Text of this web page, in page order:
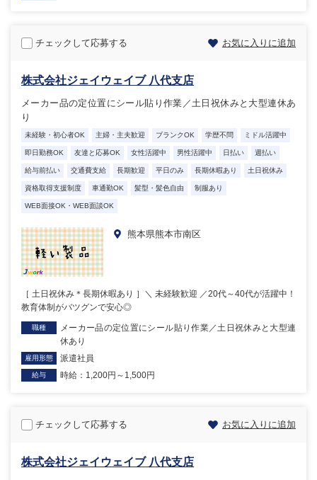
チェックして応募する お気に入りに追加
株式会社ジェイウェイブ 八代支店
メーカー品の定位置にシール貼り作業／土日祝休みと大型連休あ
り
未経験・初心者OK 主婦・主夫歓迎 ブランクOK 学歴不問 ミドル活躍中
即日勤務OK 友達と応募OK 女性活躍中 男性活躍中 日払い 週払い
給与前払い 交通費支給 長期歓迎 平日のみ 長期休暇あり 土日祝休み
資格取得支援制度 車通勤OK 髪型・髪色自由 制服あり
WEB面接OK・WEB面談OK
熊本県熊本市南区
［ 土日祝休み＊長期休暇あり ］＼ 未経験歓迎 ／20代～40代が活躍中！
教育体制がバツグンで安心◎
職種
メーカー品の定位置にシール貼り作業／土日祝休みと大型連
休あり
雇用形態 派遣社員
給与 時給：1,200円～1,500円
チェックして応募する お気に入りに追加
株式会社ジェイウェイブ 八代支店